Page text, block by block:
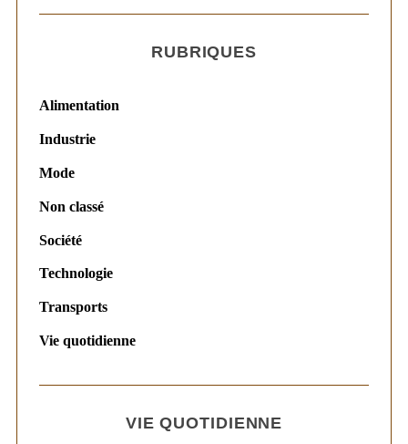
RUBRIQUES
Alimentation
Industrie
Mode
Non classé
Société
Technologie
Transports
Vie quotidienne
VIE QUOTIDIENNE